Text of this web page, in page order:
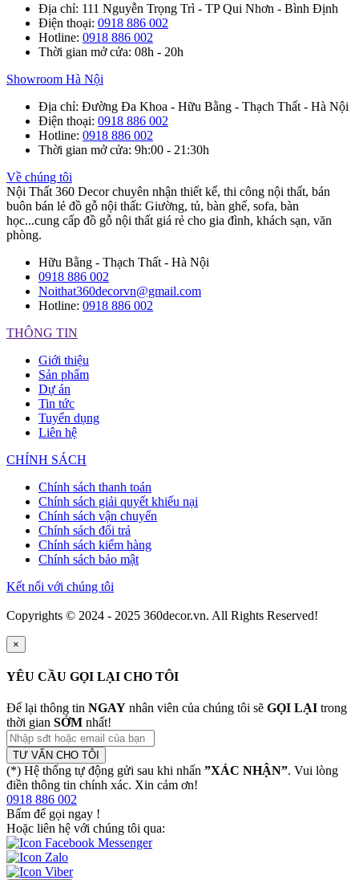
Địa chỉ: 111 Nguyễn Trọng Trì - TP Qui Nhơn - Bình Định
Điện thoại: 0918 886 002
Hotline: 0918 886 002
Thời gian mở cửa: 08h - 20h
Showroom Hà Nội
Địa chỉ: Đường Đa Khoa - Hữu Bằng - Thạch Thất - Hà Nội
Điện thoại: 0918 886 002
Hotline: 0918 886 002
Thời gian mở cửa: 9h:00 - 21:30h
Về chúng tôi
Nội Thất 360 Decor chuyên nhận thiết kế, thi công nội thất, bán
buôn bán lẻ đồ gỗ nội thất: Giường, tủ, bàn ghế, sofa, bàn
học...cung cấp đồ gỗ nội thất giá rẻ cho gia đình, khách sạn, văn
phòng.
Hữu Bằng - Thạch Thất - Hà Nội
0918 886 002
Noithat360decorvn@gmail.com
Hotline: 0918 886 002
THÔNG TIN
Giới thiệu
Sản phẩm
Dự án
Tin tức
Tuyển dụng
Liên hệ
CHÍNH SÁCH
Chính sách thanh toán
Chính sách giải quyết khiếu nại
Chính sách vận chuyển
Chính sách đổi trả
Chính sách kiểm hàng
Chính sách bảo mật
Kết nối với chúng tôi
Copyrights © 2024 - 2025 360decor.vn. All Rights Reserved!
×
YÊU CẦU GỌI LẠI CHO TÔI
Để lại thông tin NGAY nhân viên của chúng tôi sẽ GỌI LẠI trong
thời gian SỚM nhất!
TƯ VẤN CHO TÔI
(*) Hệ thống tự động gửi sau khi nhấn ”XÁC NHẬN”. Vui lòng
điền thông tin chính xác. Xin cảm ơn!
0918 886 002
Bấm để gọi ngay !
Hoặc liên hệ với chúng tôi qua: